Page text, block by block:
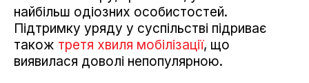
найбільш одіозних особистостей.
Підтримку уряду у суспільстві підриває
також третя хвиля мобілізації, що
виявилася доволі непопулярною.